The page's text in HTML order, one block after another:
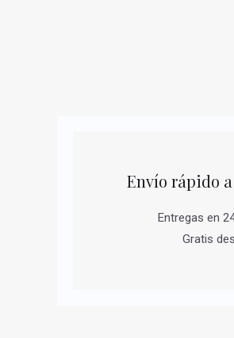
Envío rápido
Entregas en
Gratis